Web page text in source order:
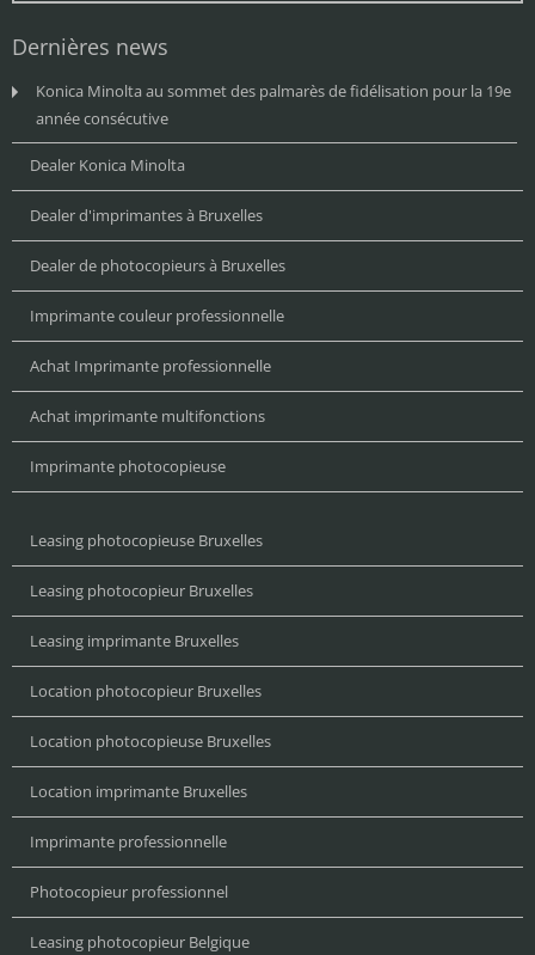
Dernières news
Konica Minolta au sommet des palmarès de fidélisation pour la 19e
année consécutive
Dealer Konica Minolta
Dealer d'imprimantes à Bruxelles
Dealer de photocopieurs à Bruxelles
Imprimante couleur professionnelle
Achat Imprimante professionnelle
Achat imprimante multifonctions
Imprimante photocopieuse
Leasing photocopieuse Bruxelles
Leasing photocopieur Bruxelles
Leasing imprimante Bruxelles
Location photocopieur Bruxelles
Location photocopieuse Bruxelles
Location imprimante Bruxelles
Imprimante professionnelle
Photocopieur professionnel
Leasing photocopieur Belgique